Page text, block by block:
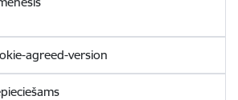
agreed-version